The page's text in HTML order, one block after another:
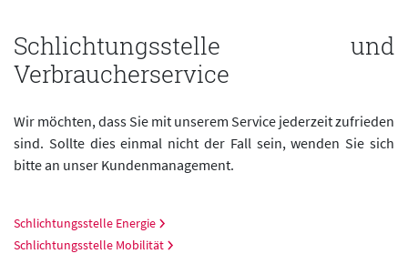
Schlichtungsstelle und
Verbraucherservice
Wir möchten, dass Sie mit unserem Service jederzeit zufrieden
sind. Sollte dies einmal nicht der Fall sein, wenden Sie sich
bitte an unser Kundenmanagement.
Schlichtungsstelle Energie
Schlichtungsstelle Mobilität